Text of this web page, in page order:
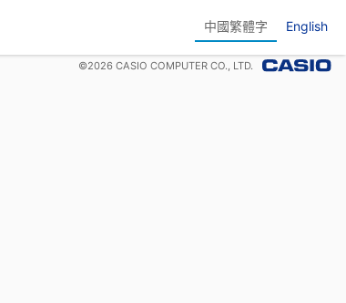
中國繁體字 English
©2026 CASIO COMPUTER CO., LTD.